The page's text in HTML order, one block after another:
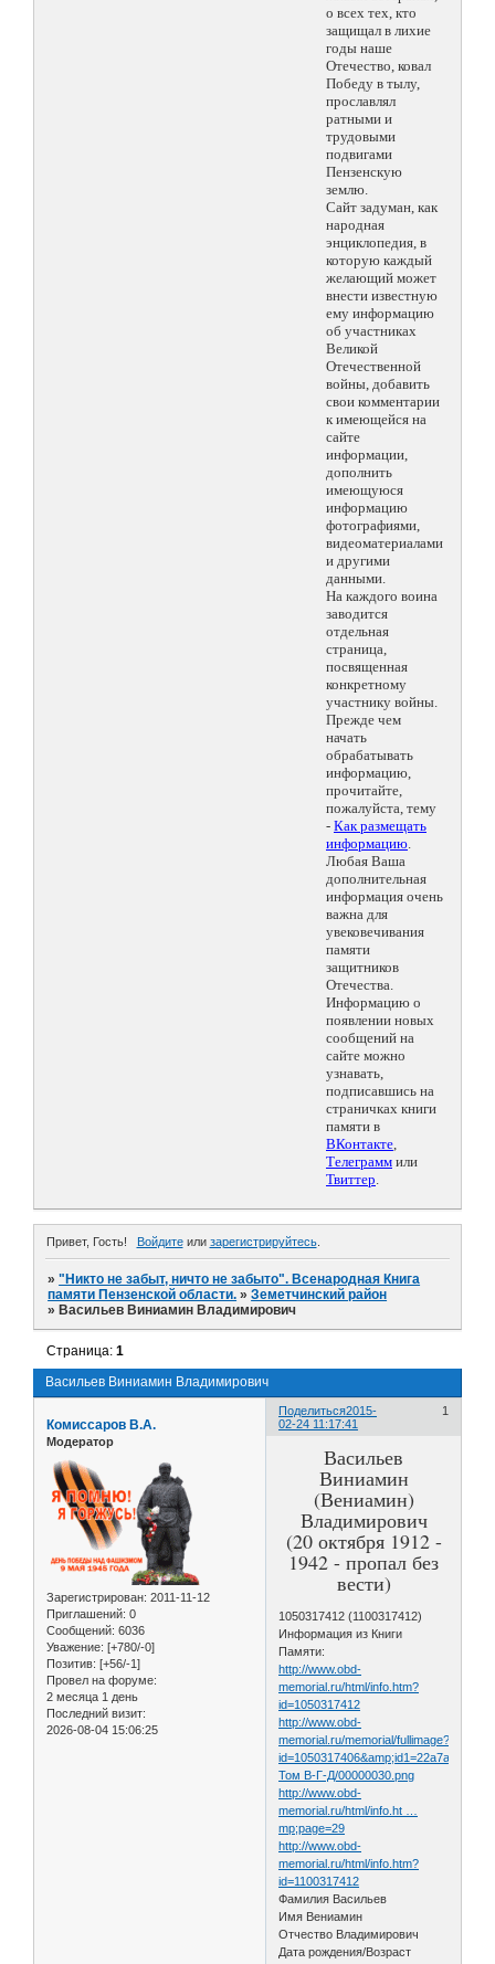
о всех тех, кто
защищал в лихие
годы наше
Отечество, ковал
Победу в тылу,
прославлял
ратными и
трудовыми
подвигами
Пензенскую
землю.
Сайт задуман, как
народная
энциклопедия, в
которую каждый
желающий может
внести известную
ему информацию
об участниках
Великой
Отечественной
войны, добавить
свои комментарии
к имеющейся на
сайте
информации,
дополнить
имеющуюся
информацию
фотографиями,
видеоматериалами
и другими
данными.
На каждого воина
заводится
отдельная
страница,
посвященная
конкретному
участнику войны.
Прежде чем
начать
обрабатывать
информацию,
прочитайте,
пожалуйста, тему
- Как размещать
информацию.
Любая Ваша
дополнительная
информация очень
важна для
увековечивания
памяти
защитников
Отечества.
Информацию о
появлении новых
сообщений на
сайте можно
узнавать,
подписавшись на
страничках книги
памяти в
ВКонтакте,
Телеграмм или
Твиттер.
Привет, Гость! Войдитеили зарегистрируйтесь.
»"Никто не забыт, ничто не забыто". Всенародная Книга
памяти Пензенской области. »Земетчинский район
» Васильев Виниамин Владимирович
Васильев Виниамин Владимирович
Страница:1
Поделиться 1
2015-
02-24 11:17:41
Комиссаров В.А.
Модератор
Зарегистрирован: 2011-11-12
Приглашений: 0
Сообщений: 6036
Уважение: [+780/-0]
Позитив: [+56/-1]
Провел на форуме:
2 месяца 1 день
Последний визит:
2026-08-04 15:06:25
Васильев
Виниамин
(Вениамин)
Владимирович
(20 октября 1912 -
1942 - пропал без
вести)
1050317412 (1100317412)
Информация из Книги
Памяти:
http://www.obd-
memorial.ru/html/info.htm?
id=1050317412
http://www.obd-
memorial.ru/memorial/fullimage?
Том В-Г-Д/00000030.png
http://www.obd-
memorial.ru/html/info.ht …
mp;page=29
http://www.obd-
memorial.ru/html/info.htm?
id=1100317412
Фамилия Васильев
Имя Вениамин
Отчество Владимирович
Дата рождения/Возраст